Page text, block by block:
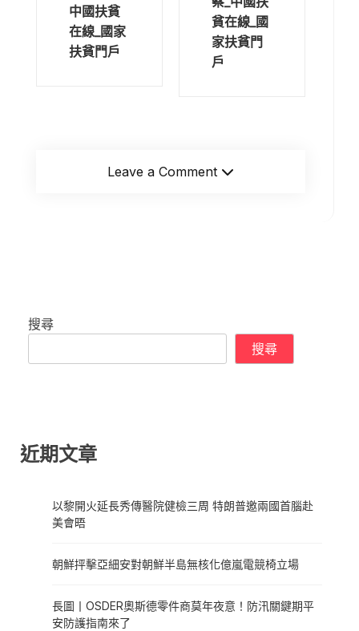
中國扶貧
在線_國家
扶貧門戶
貧在線_國
家扶貧門
戶
Leave a Comment
搜尋
搜尋
近期文章
以黎開火延長秀傳醫院健檢三周 特朗普邀兩國首腦赴
美會晤
朝鮮抨擊亞細安對朝鮮半島無核化億嵐電競椅立場
長圖丨OSDER奧斯德零件商莫年夜意！防汛關鍵期平
安防護指南來了